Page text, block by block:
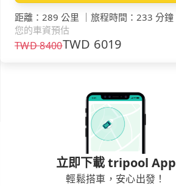
距離 ： 289 公里 ｜ 旅程時間 ： 233 分鐘
您的車資預估
TWD8400TWD 6019
立即下載 tripool App
輕鬆搭車，安心出發！